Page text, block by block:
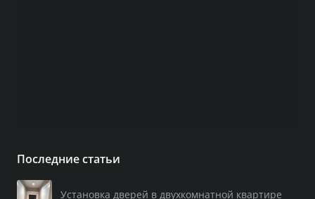
Последние статьи
Установка дверей в двухкомнатной квартире